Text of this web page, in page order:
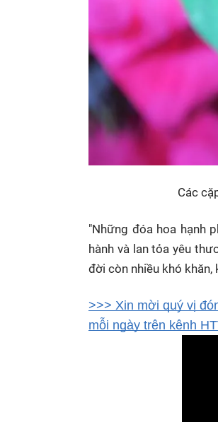
Các
"Những đóa hoa hạnh
hành và lan tỏa yêu
đời còn nhiều khó
>>> Xin mời quý vị
mỗi ngày trên kênh